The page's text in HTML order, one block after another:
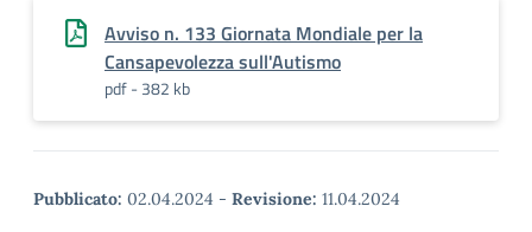
Avviso n. 133 Giornata Mondiale per la
Cansapevolezza sull'Autismo
pdf - 382 kb
Pubblicato: 02.04.2024 - Revisione: 11.04.2024